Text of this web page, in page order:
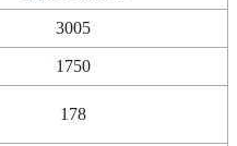
3005
1750
178